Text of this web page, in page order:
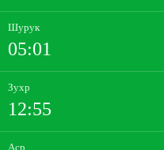
Шурук
05:01
Зухр
12:55
Аср